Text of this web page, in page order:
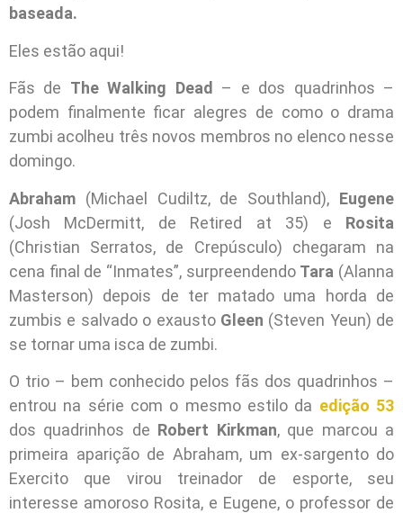
baseada.
Eles estão aqui!
Fãs de The Walking Dead
– e dos quadrinhos –
podem finalmente ficar alegres de como o drama
zumbi acolheu três novos membros no elenco nesse
domingo.
Abraham (Michael Cudiltz, de Southland), Eugene
(Josh McDermitt, de Retired at 35) e Rosita
(Christian Serratos, de Crepúsculo) chegaram na
cena final de “Inmates”, surpreendendo Tara (Alanna
Masterson) depois de ter matado uma horda de
zumbis e salvado o exausto Gleen (Steven Yeun) de
se tornar uma isca de zumbi.
O trio – bem conhecido pelos fãs dos quadrinhos –
entrou na série com o mesmo estilo da edição 53
dos quadrinhos de Robert Kirkman, que marcou a
primeira aparição de Abraham, um ex-sargento do
Exercito que virou treinador de esporte, seu
interesse amoroso Rosita, e Eugene, o professor de